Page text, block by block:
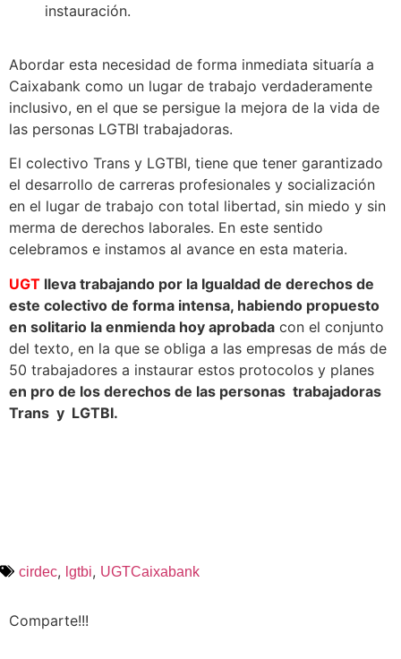
instauración.
Abordar esta necesidad de forma inmediata situaría a
Caixabank como un lugar de trabajo verdaderamente
inclusivo, en el que se persigue la mejora de la vida de
las personas LGTBI trabajadoras.
El colectivo Trans y LGTBI, tiene que tener garantizado
el desarrollo de carreras profesionales y socialización
en el lugar de trabajo con total libertad, sin miedo y sin
merma de derechos laborales. En este sentido
celebramos e instamos al avance en esta materia.
UGT lleva trabajando por la Igualdad de derechos de
este colectivo de forma intensa, habiendo propuesto
en solitario la enmienda hoy aprobada con el conjunto
del texto, en la que se obliga a las empresas de más de
50 trabajadores a instaurar estos protocolos y planes
en pro de los derechos de las personas trabajadoras
Trans y LGTBI.
cirdec, lgtbi, UGTCaixabank
Comparte!!!